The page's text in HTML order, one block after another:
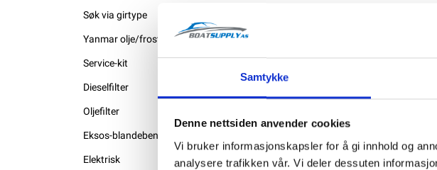
Samtykke
Denne nettsiden anvender cookies
Vi bruker informasjonskapsler for å gi innhold og
analysere trafikken vår. Vi deler dessuten
Søk via girtype
Yanmar olje/frostvæske
Service-kit
Dieselfilter
Oljefilter
Eksos-blandebend
Elektrisk